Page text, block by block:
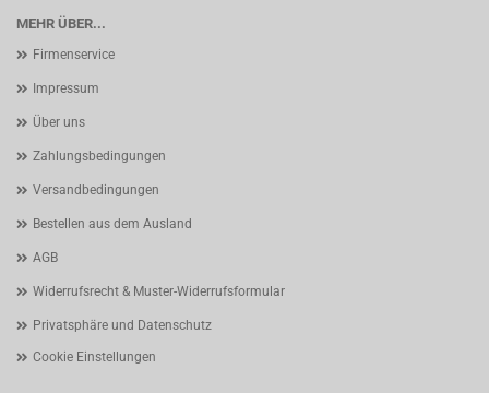
MEHR ÜBER...
Firmenservice
Impressum
Über uns
Zahlungsbedingungen
Versandbedingungen
Bestellen aus dem Ausland
AGB
Widerrufsrecht & Muster-Widerrufsformular
Privatsphäre und Datenschutz
Cookie Einstellungen